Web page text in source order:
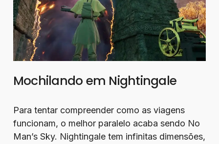
Mochilando em Nightingale
Para tentar compreender como as viagens
funcionam, o melhor paralelo acaba sendo No
Man’s Sky. Nightingale tem infinitas dimensões,